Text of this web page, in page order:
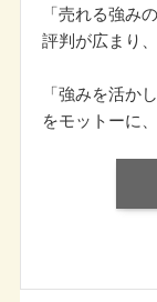
「売れる強み
評判が広まり
「強みを活か
をモットーに